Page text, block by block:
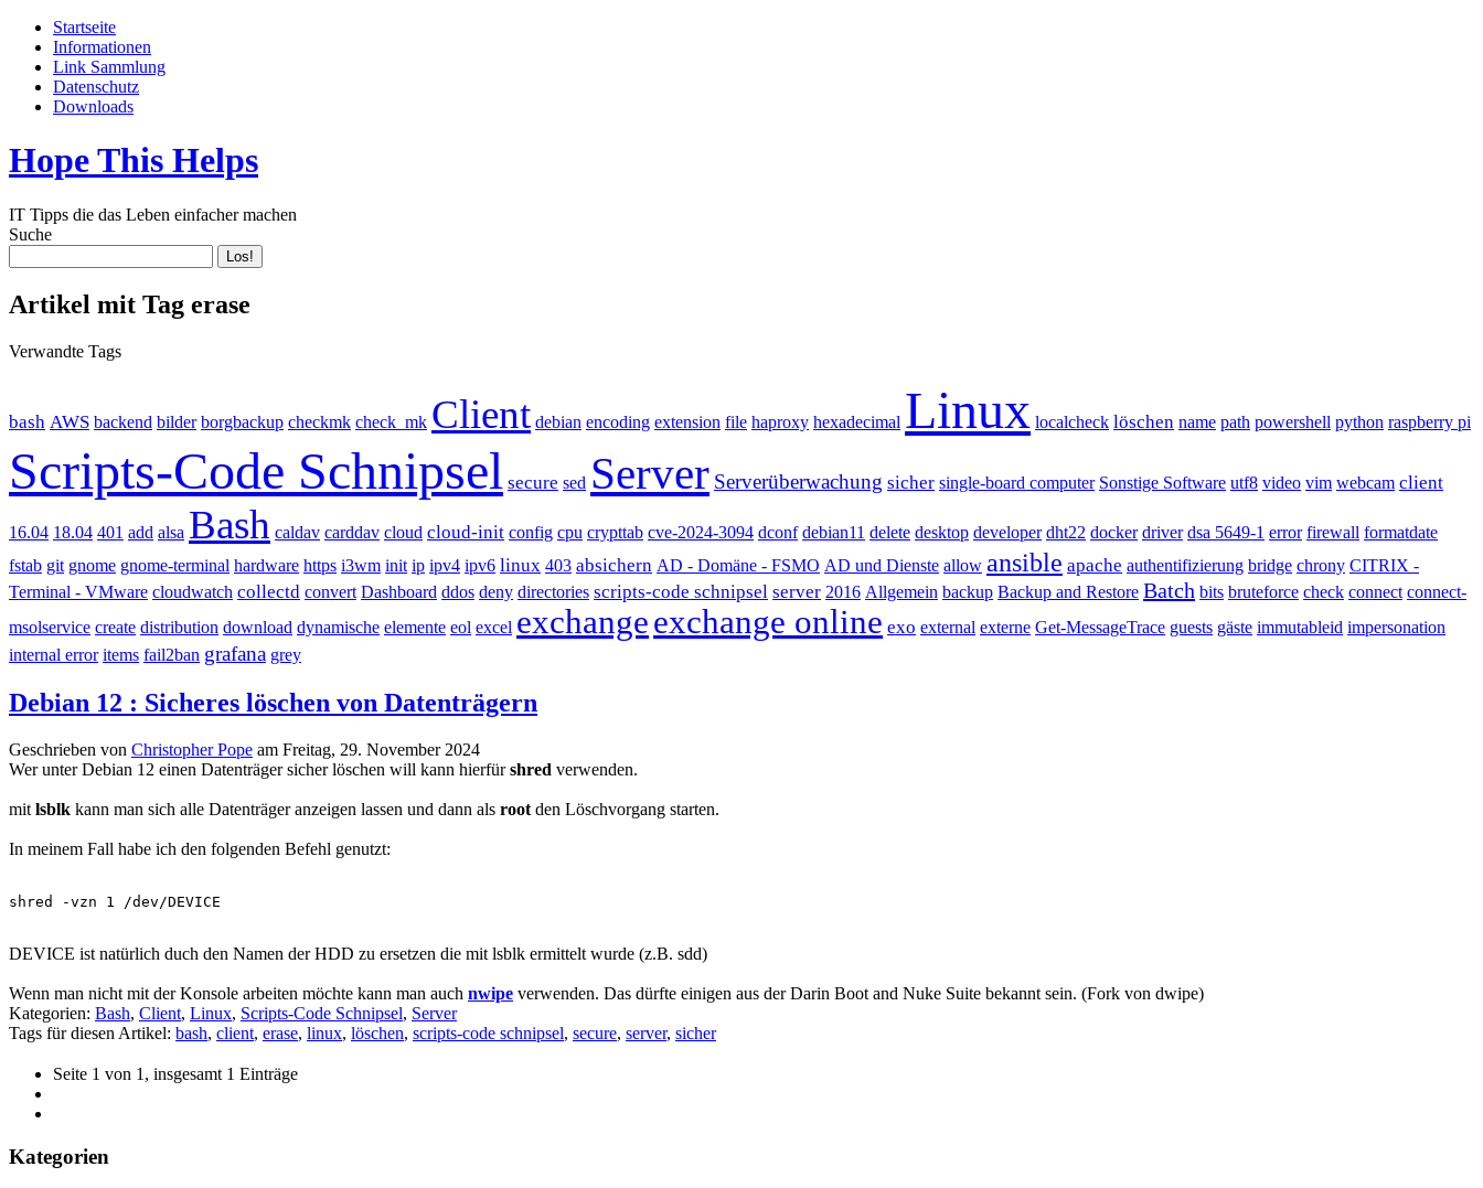
Startseite
Informationen
Link Sammlung
Datenschutz
Downloads
Hope This Helps
IT Tipps die das Leben einfacher machen
Suche
Artikel mit Tag erase
Verwandte Tags
bash AWS backend bilder borgbackup checkmk check_mk Client debian encoding extension file haproxy hexadecimal Linux localcheck löschen name path powershell python raspberry pi
Scripts-Code Schnipsel secure sed Server Serverüberwachung sicher single-board computer Sonstige Software utf8 video vim webcam client
16.04 18.04 401 add alsa Bash caldav carddav cloud cloud-init config cpu crypttab cve-2024-3094 dconf debian11 delete desktop developer dht22 docker driver dsa 5649-1 error firewall formatdate
fstab git gnome gnome-terminal hardware https i3wm init ip ipv4 ipv6 linux 403 absichern AD - Domäne - FSMO AD und Dienste allow ansible apache authentifizierung bridge chrony CITRIX -
Terminal - VMware cloudwatch collectd convert Dashboard ddos deny directories scripts-code schnipsel server 2016 Allgemein backup Backup and Restore Batch bits bruteforce check connect connect-
msolservice create distribution download dynamische elemente eol excel exchangeexchange online exo external externe Get-MessageTrace guests gäste immutableid impersonation
internal error items fail2ban grafana grey
Debian 12 : Sicheres löschen von Datenträgern
Geschrieben von Christopher Pope am Freitag, 29. November 2024
Wer unter Debian 12 einen Datenträger sicher löschen will kann hierfürshred verwenden.
mit lsblk kann man sich alle Datenträger anzeigen lassen und dann als root den Löschvorgang starten.
In meinem Fall habe ich den folgenden Befehl genutzt:
shred -vzn 1 /dev/DEVICE
DEVICE ist natürlich duch den Namen der HDD zu ersetzen die mit lsblk ermittelt wurde (z.B. sdd)
Wenn man nicht mit der Konsole arbeiten möchte kann man auch nwipe verwenden. Das dürfte einigen aus der Darin Boot and Nuke Suite bekannt sein. (Fork von dwipe)
Kategorien: Bash, Client, Linux, Scripts-Code Schnipsel, Server
Tags für diesen Artikel: bash, client, erase, linux, löschen, scripts-code schnipsel, secure, server, sicher
Seite 1 von 1, insgesamt 1 Einträge
Kategorien